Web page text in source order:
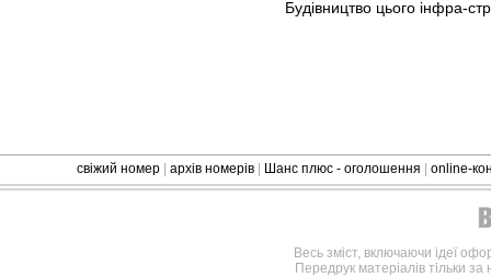
Будівництво цього інфра-
свіжий номер архів номерів Шанс плюс - оголошення online-
Весь зміст, включаючи ідеї
Передрук матеріалів тільки